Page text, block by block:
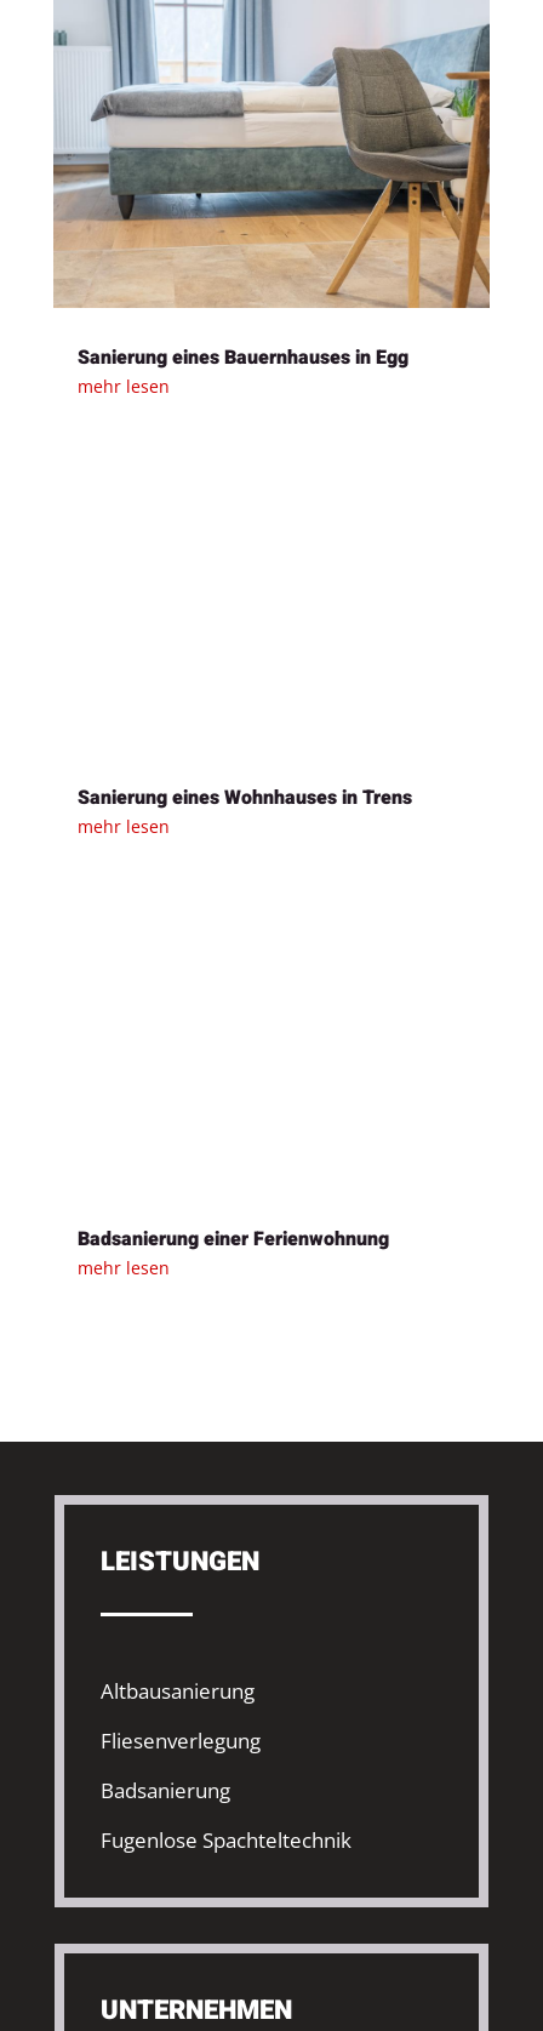
Sanierung eines Bauernhauses in Egg
mehr lesen
Sanierung eines Wohnhauses in Trens
mehr lesen
Badsanierung einer Ferienwohnung
mehr lesen
LEISTUNGEN
Altbausanierung
Fliesenverlegung
Badsanierung
Fugenlose Spachteltechnik
UNTERNEHMEN